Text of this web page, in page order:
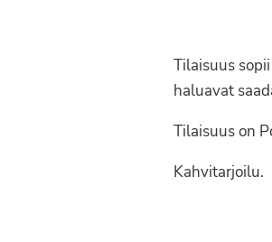
Tilaisuus
haluavat
Tilaisuus on
Kahvitarjoilu.